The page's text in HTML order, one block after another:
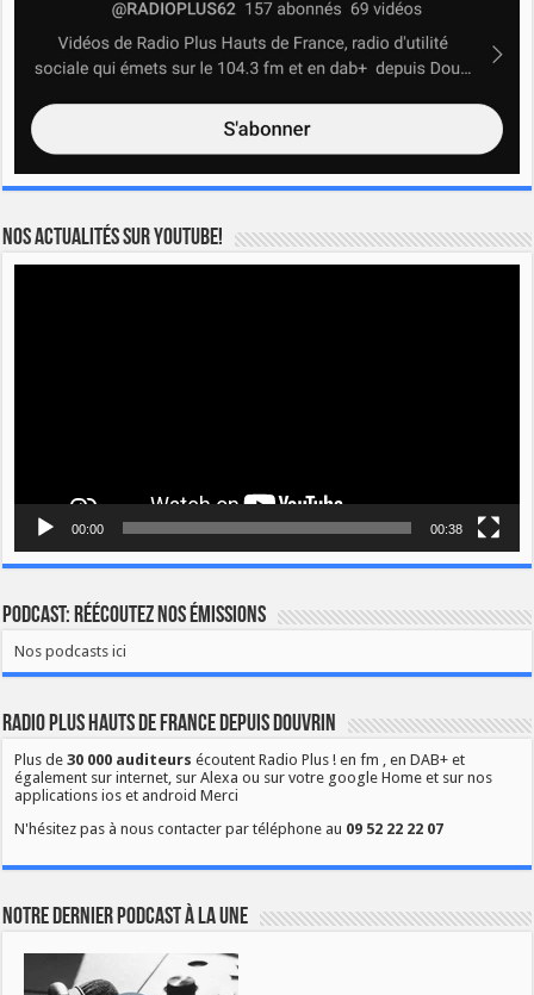
Nos actualités sur YOUTUBE!
00:00 00:38
Podcast: Réécoutez nos émissions
Nos podcasts ici
Radio Plus Hauts de France depuis Douvrin
Plus de30 000 auditeurs écoutent Radio Plus ! en fm , en DAB+ et
également sur internet, sur Alexa ou sur votre google Home et sur nos
applications ios et android Merci
N'hésitez pas à nous contacter par téléphone au 09 52 22 22 07
Notre dernier podcast à la une